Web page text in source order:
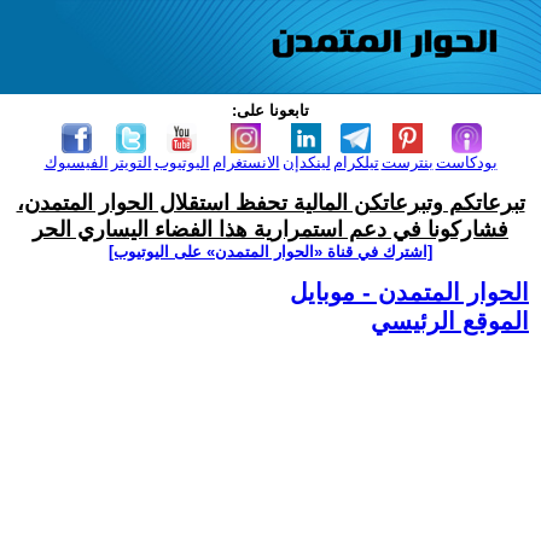
تابعونا على:
الفيسبوك التويتر اليوتيوب الانستغرام لينكدإن تيلكرامبنترست بودكاست
تبرعاتكم وتبرعاتكن المالية تحفظ استقلال الحوار المتمدن،
فشاركونا في دعم استمرارية هذا الفضاء اليساري الحر
[اشترك في قناة ‫«الحوار المتمدن» على اليوتيوب]
الحوار المتمدن - موبايل
الموقع الرئيسي